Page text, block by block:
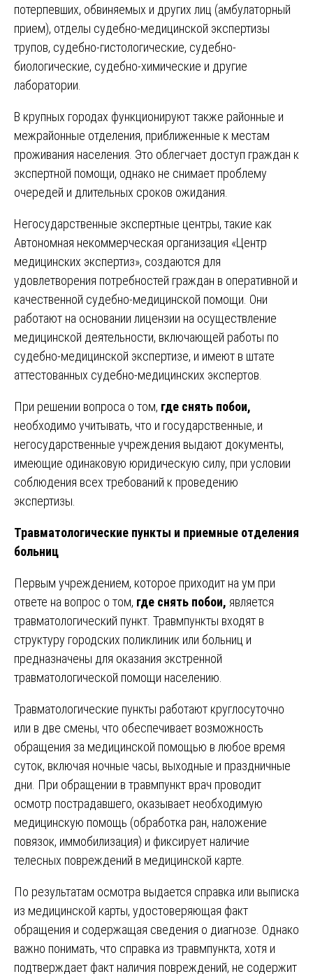
потерпевших, обвиняемых и других лиц (амбулаторный
прием), отделы судебно-медицинской экспертизы
трупов, судебно-гистологические, судебно-
биологические, судебно-химические и другие
лаборатории.
В крупных городах функционируют также районные и
межрайонные отделения, приближенные к местам
проживания населения. Это облегчает доступ граждан к
экспертной помощи, однако не снимает проблему
очередей и длительных сроков ожидания.
Негосударственные экспертные центры, такие как
Автономная некоммерческая организация «Центр
медицинских экспертиз», создаются для
удовлетворения потребностей граждан в оперативной и
качественной судебно-медицинской помощи. Они
работают на основании лицензии на осуществление
медицинской деятельности, включающей работы по
судебно-медицинской экспертизе, и имеют в штате
аттестованных судебно-медицинских экспертов.
При решении вопроса о том, где снять побои,
необходимо учитывать, что и государственные, и
негосударственные учреждения выдают документы,
имеющие одинаковую юридическую силу, при условии
соблюдения всех требований к проведению
экспертизы.
Травматологические пункты и приемные отделения
больниц
Первым учреждением, которое приходит на ум при
ответе на вопрос о том, где снять побои, является
травматологический пункт. Травмпункты входят в
структуру городских поликлиник или больниц и
предназначены для оказания экстренной
травматологической помощи населению.
Травматологические пункты работают круглосуточно
или в две смены, что обеспечивает возможность
обращения за медицинской помощью в любое время
суток, включая ночные часы, выходные и праздничные
дни. При обращении в травмпункт врач проводит
осмотр пострадавшего, оказывает необходимую
медицинскую помощь (обработка ран, наложение
повязок, иммобилизация) и фиксирует наличие
телесных повреждений в медицинской карте.
По результатам осмотра выдается справка или выписка
из медицинской карты, удостоверяющая факт
обращения и содержащая сведения о диагнозе. Однако
важно понимать, что справка из травмпункта, хотя и
подтверждает факт наличия повреждений, не содержит